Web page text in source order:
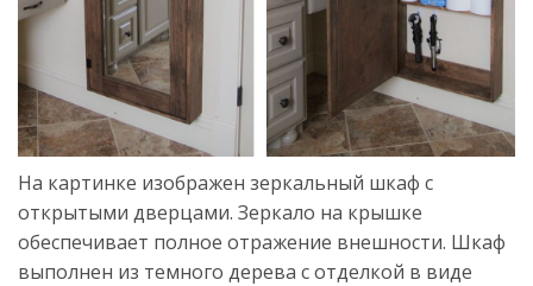
На картинке изображен зеркальный шкаф с
открытыми дверцами. Зеркало на крышке
обеспечивает полное отражение внешности. Шкаф
выполнен из темного дерева с отделкой в виде